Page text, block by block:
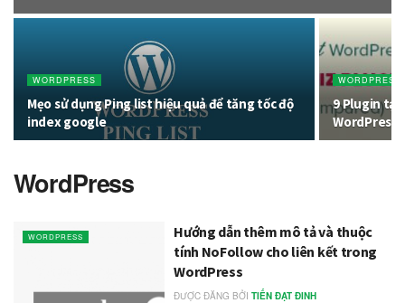
WORDPRESS
Mẹo sử dụng Ping list hiệu quả để tăng tốc độ
index google
9 Plugin
WordPress
WordPress
WORDPRESS
Hướng dẫn thêm mô tả và thuộc
tính NoFollow cho liên kết trong
WordPress
ĐƯỢC ĐĂNG BỞI TIẾN ĐẠT ĐINH